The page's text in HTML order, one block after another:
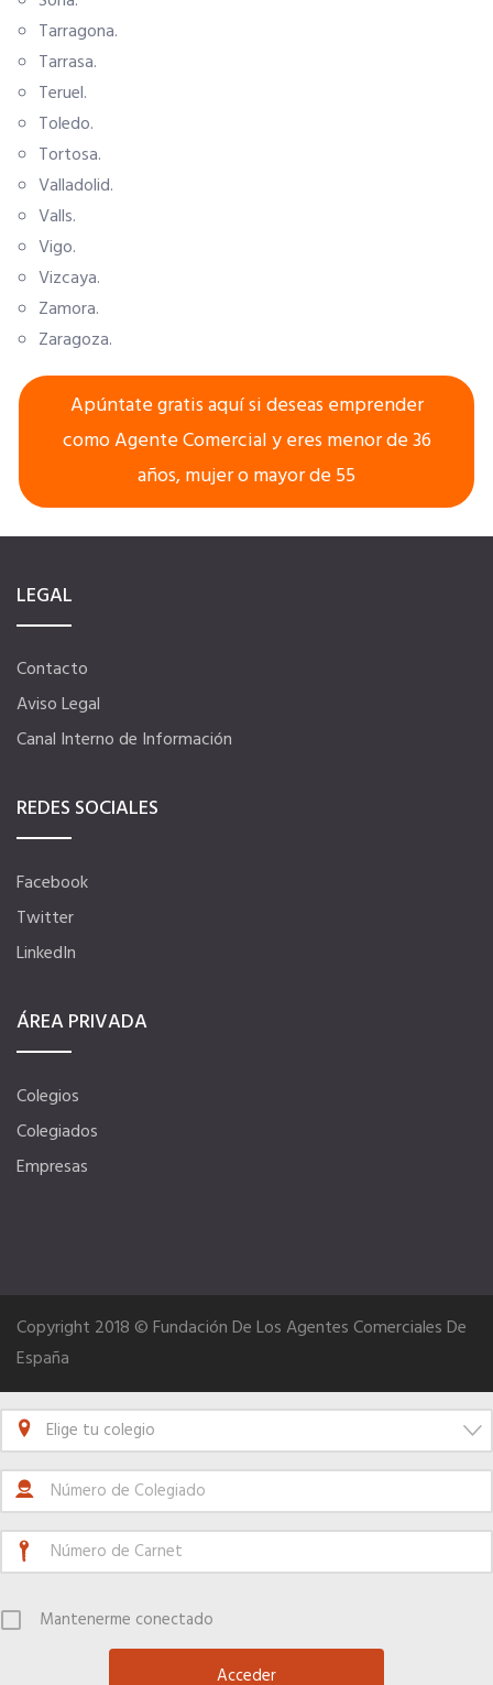
Tarragona.
Tarrasa.
Teruel.
Toledo.
Tortosa.
Valladolid.
Valls.
Vigo.
Vizcaya.
Zamora.
Zaragoza.
Apúntate gratis aquí si deseas emprender
como Agente Comercial y eres menor de 36
años, mujer o mayor de 55
LEGAL
Contacto
Aviso Legal
Canal Interno de Información
REDES SOCIALES
Facebook
Twitter
LinkedIn
ÁREA PRIVADA
Colegios
Colegiados
Empresas
Copyright 2018 © Fundación De Los Agentes Comerciales De
España
Elige tu colegio
Mantenerme conectado